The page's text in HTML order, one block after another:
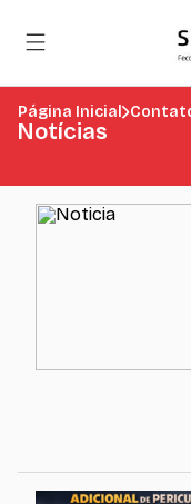
Página Inicial
Notícias